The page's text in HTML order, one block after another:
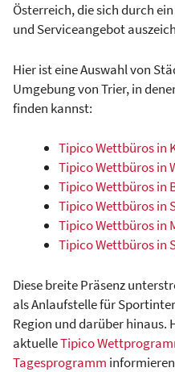
Österreich, die sich durch
und Serviceangebot
Hier ist eine Auswahl von
Umgebung von Trier, in
finden kannst:
Tipico Wettbüros in
Tipico Wettbüros in
Tipico Wettbüros in
Tipico Wettbüros in
Tipico Wettbüros in
Tipico Wettbüros in
Diese breite Präsenz
als Anlaufstelle für
Region und darüber hinaus.
aktuelleTipico
Tagesprogramm